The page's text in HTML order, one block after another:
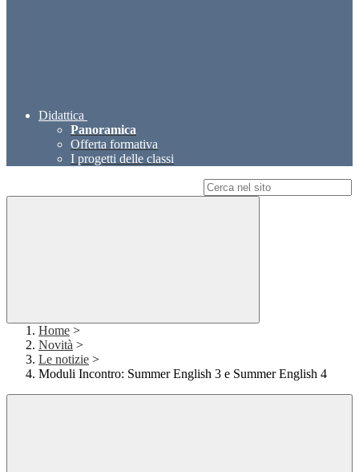
Didattica
Panoramica
Offerta formativa
I progetti delle classi
Home >
Novità >
Le notizie >
Moduli Incontro: Summer English 3 e Summer English 4